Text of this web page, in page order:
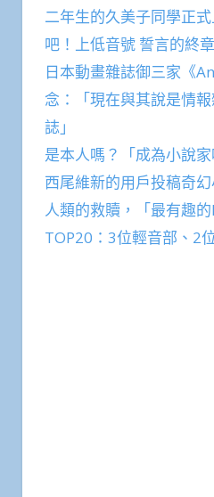
二年生的久美子同學正
吧！上低音號 誓言的終
日本動畫雜誌御三家《
念：「現在與其說是情
誌」
是本人嗎？「成為小說
西尾維新的用戶投稿奇
人類的救贖，「最有趣
TOP20：3位輕音部、2